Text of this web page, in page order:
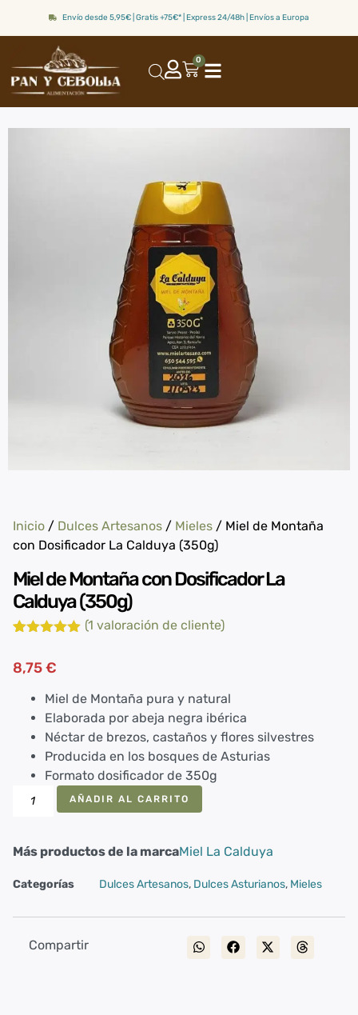
Envío desde 5,95€ | Gratis +75€* | Express 24/48h | Envíos a Europa
0
Inicio / Dulces Artesanos / Mieles / Miel de Montaña
con Dosificador La Calduya (350g)
Miel de Montaña con Dosificador La
Calduya (350g)
5 en base
de un
(1 valoración de cliente)
8,75€
Miel de Montaña pura y natural
Elaborada por abeja negra ibérica
Néctar de brezos, castaños y flores silvestres
Producida en los bosques de Asturias
Formato dosificador de 350g
AÑADIR AL CARRITO
Más productos de la marcaMiel La Calduya
Categorías Dulces Artesanos, Dulces Asturianos, Mieles
Compartir